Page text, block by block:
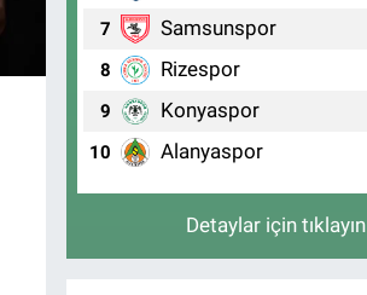
7 Samsunspor
8 Rizespor
9 Konyaspor
10 Alanyaspor
Detaylar için tıklayın